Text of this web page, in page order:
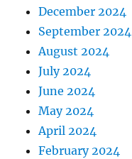
December 2024
September 2024
August 2024
July 2024
June 2024
May 2024
April 2024
February 2024